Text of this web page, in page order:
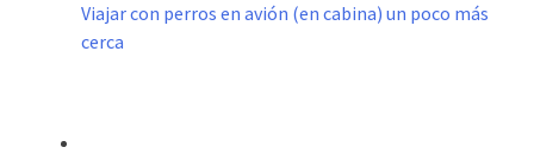
Viajar con perros en avión (en cabina) un poco más
cerca